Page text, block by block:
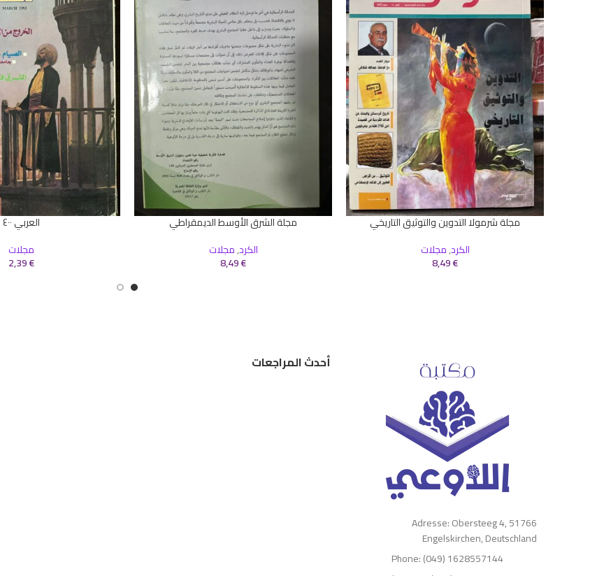
إضافة إلى السلة
مجلة شرمولا التدوين والتوثيق التاريخي
الكرد,مجلات
8,49€
إضافة إلى السلةمجلة الشرق الأوسط الديمقراطي
الكرد,مجلات
8,49€
العربي ٤٠٠
مجلات
2,39€
Adresse: Obersteeg 4, 51766
Engelskirchen, Deutschland
Phone: (049) 1628557144
أحدث المراجعات